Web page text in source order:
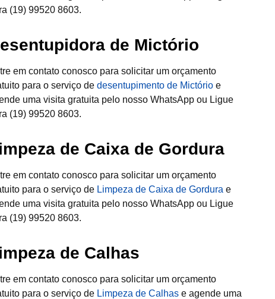
(19) 99520 8603.
de Mictório
em contato conosco para solicitar um orçamento
para o serviço dedesentupimento de Mictório e
uma visita gratuita pelo nosso WhatsApp ou Ligue
(19) 99520 8603.
de Caixa de Gordura
em contato conosco para solicitar um orçamento
para o serviço de Limpeza de Caixa de Gordura e
uma visita gratuita pelo nosso WhatsApp ou Ligue
(19) 99520 8603.
de Calhas
em contato conosco para solicitar um orçamento
para o serviço de Limpeza de Calhas e agende uma